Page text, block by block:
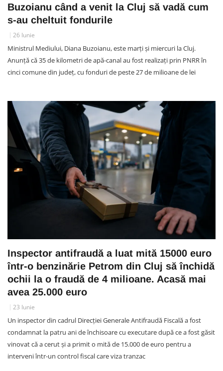
Buzoianu când a venit la Cluj să vadă cum
s-au cheltuit fondurile
26 Iunie
Ministrul Mediului, Diana Buzoianu, este marți și miercuri la Cluj.
Anunță că 35 de kilometri de apă-canal au fost realizați prin PNRR în
cinci comune din județ, cu fonduri de peste 27 de milioane de lei
Inspector antifraudă a luat mită 15000 euro
într-o benzinărie Petrom din Cluj să închidă
ochii la o fraudă de 4 milioane. Acasă mai
avea 25.000 euro
23 Iunie
Un inspector din cadrul Direcției Generale Antifraudă Fiscală a fost
condamnat la patru ani de închisoare cu executare după ce a fost găsit
vinovat că a cerut și a primit o mită de 15.000 de euro pentru a
interveni într-un control fiscal care viza tranzac